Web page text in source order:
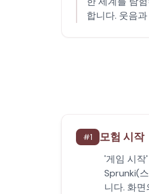
합니다. 웃음
#1 모험 시작
'게임 시작
Sprunki(
니다. 화